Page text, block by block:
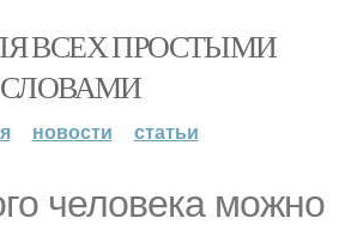
ВСЕХ ПРОСТЫМИ
СЛОВАМИ
новости статьи
человека можно